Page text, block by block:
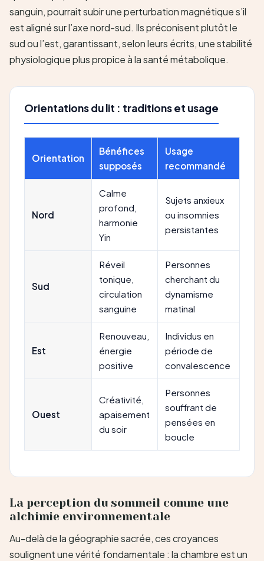
sanguin, pourrait subir une perturbation magnétique s’il
est aligné sur l’axe nord-sud. Ils préconisent plutôt le
sud ou l’est, garantissant, selon leurs écrits, une stabilité
physiologique plus propice à la santé métabolique.
Orientations du lit : traditions et usage
Orientation
Bénéfices
supposés
Usage
recommandé
Nord
Calme
profond,
harmonie
Yin
Sujets anxieux
ou insomnies
persistantes
Sud
Réveil
tonique,
circulation
sanguine
Personnes
cherchant du
dynamisme
matinal
Est
Renouveau,
énergie
positive
Individus en
période de
convalescence
Ouest
Créativité,
apaisement
du soir
Personnes
souffrant de
pensées en
boucle
La perception du sommeil comme une
alchimie environnementale
Au-delà de la géographie sacrée, ces croyances
soulignent une vérité fondamentale : la chambre est un